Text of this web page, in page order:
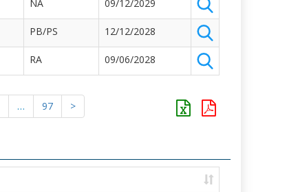
NA 09/12/2029
PB/PS 12/12/2028
RA 09/06/2028
… 97 >